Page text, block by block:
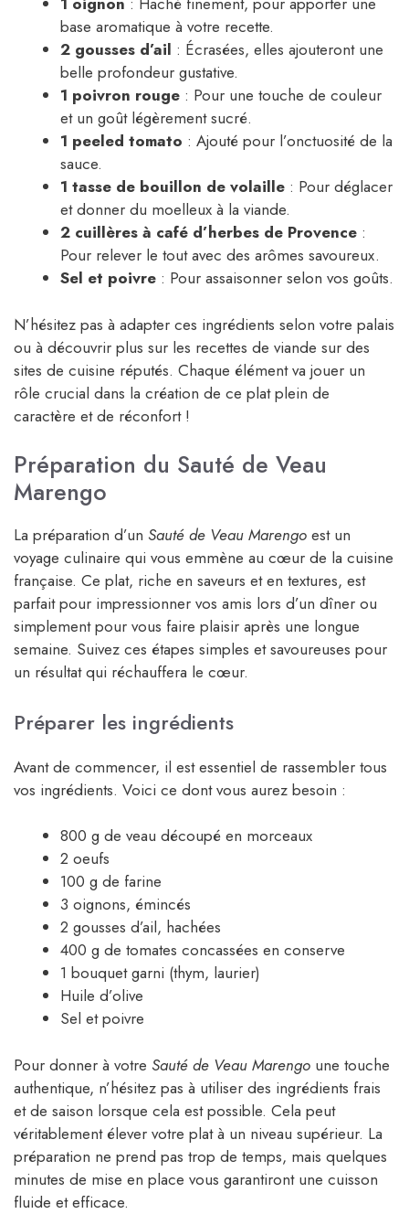
base aromatique à votre recette.
2 gousses d’ail : Écrasées, elles ajouteront une
belle profondeur gustative.
1 poivron rouge : Pour une touche de couleur
et un goût légèrement sucré.
1 peeled tomato : Ajouté pour l’onctuosité de la
sauce.
1 tasse de bouillon de volaille : Pour déglacer
et donner du moelleux à la viande.
2 cuillères à café d’herbes de Provence :
Pour relever le tout avec des arômes savoureux.
Sel et poivre : Pour assaisonner selon vos goûts.
N’hésitez pas à adapter ces ingrédients selon votre palais
ou à découvrir plus sur les recettes de viande sur des
sites de cuisine réputés. Chaque élément va jouer un
rôle crucial dans la création de ce plat plein de
caractère et de réconfort !
Préparation du Sauté de Veau
Marengo
La préparation d’un Sauté de Veau Marengo est un
voyage culinaire qui vous emmène au cœur de la cuisine
française. Ce plat, riche en saveurs et en textures, est
parfait pour impressionner vos amis lors d’un dîner ou
simplement pour vous faire plaisir après une longue
semaine. Suivez ces étapes simples et savoureuses pour
un résultat qui réchauffera le cœur.
Préparer les ingrédients
Avant de commencer, il est essentiel de rassembler tous
vos ingrédients. Voici ce dont vous aurez besoin :
800 g de veau découpé en morceaux
2 oeufs
100 g de farine
3 oignons, émincés
2 gousses d’ail, hachées
400 g de tomates concassées en conserve
1 bouquet garni (thym, laurier)
Huile d’olive
Sel et poivre
Pour donner à votre Sauté de Veau Marengo une touche
authentique, n’hésitez pas à utiliser des ingrédients frais
et de saison lorsque cela est possible. Cela peut
véritablement élever votre plat à un niveau supérieur. La
préparation ne prend pas trop de temps, mais quelques
minutes de mise en place vous garantiront une cuisson
fluide et efficace.